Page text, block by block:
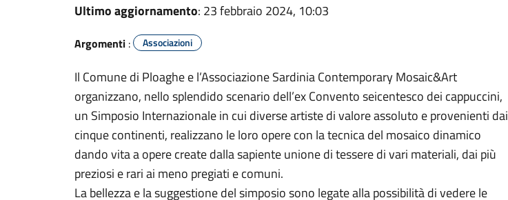
Ultimo aggiornamento: 23 febbraio 2024, 10:03
Argomenti : Associazioni
Il Comune di Ploaghe e l’Associazione Sardinia Contemporary Mosaic&Art
organizzano, nello splendido scenario dell’ex Convento seicentesco dei cappuccini,
un Simposio Internazionale in cui diverse artiste di valore assoluto e provenienti dai
cinque continenti, realizzano le loro opere con la tecnica del mosaico dinamico
dando vita a opere create dalla sapiente unione di tessere di vari materiali, dai più
preziosi e rari ai meno pregiati e comuni.
La bellezza e la suggestione del simposio sono legate alla possibilità di vedere le